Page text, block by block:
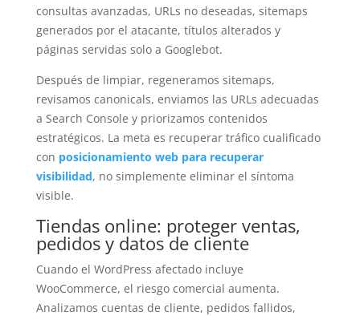
consultas avanzadas, URLs no deseadas, sitemaps
generados por el atacante, títulos alterados y
páginas servidas solo a Googlebot.
Después de limpiar, regeneramos sitemaps,
revisamos canonicals, enviamos las URLs adecuadas
a Search Console y priorizamos contenidos
estratégicos. La meta es recuperar tráfico cualificado
con posicionamiento web para recuperar
visibilidad, no simplemente eliminar el síntoma
visible.
Tiendas online: proteger ventas,
pedidos y datos de cliente
Cuando el WordPress afectado incluye
WooCommerce, el riesgo comercial aumenta.
Analizamos cuentas de cliente, pedidos fallidos,